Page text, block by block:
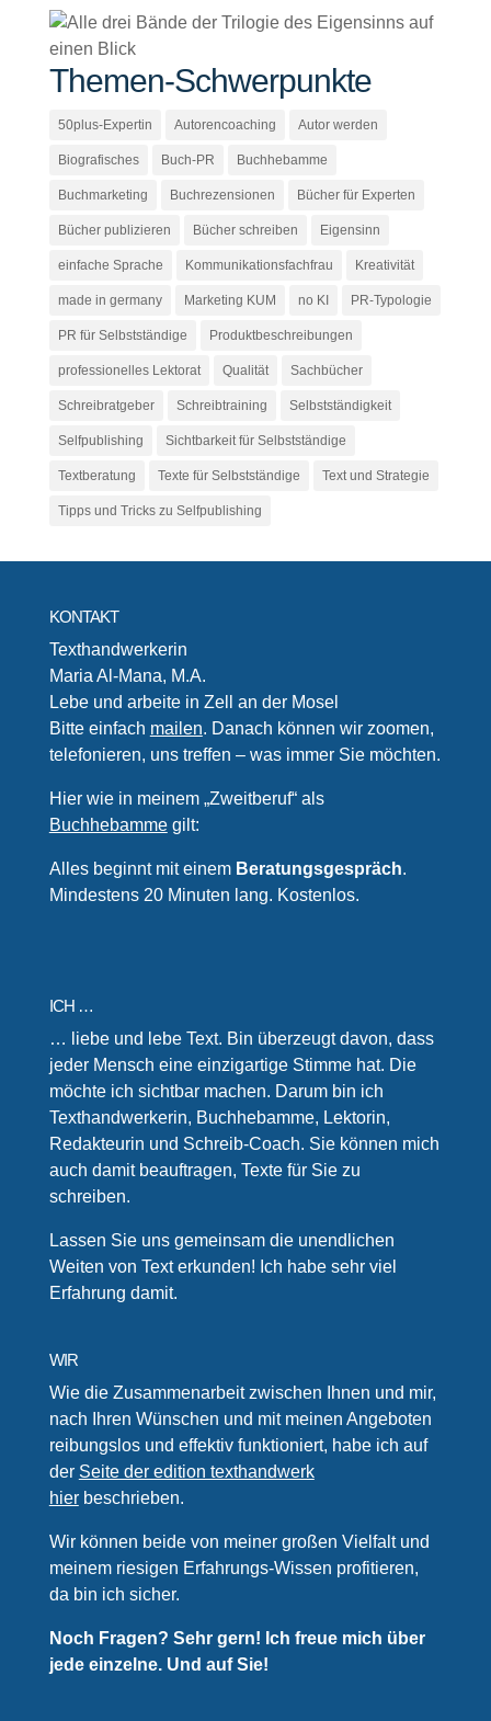
Themen-Schwerpunkte
50plus-Expertin Autorencoaching Autor werden
Biografisches Buch-PR Buchhebamme
Buchmarketing Buchrezensionen Bücher für Experten
Bücher publizieren Bücher schreiben Eigensinn
einfache Sprache Kommunikationsfachfrau Kreativität
made in germany Marketing KUM no KI PR-Typologie
PR für Selbstständige Produktbeschreibungen
professionelles Lektorat Qualität Sachbücher
Schreibratgeber Schreibtraining Selbstständigkeit
Selfpublishing Sichtbarkeit für Selbstständige
Textberatung Texte für Selbstständige Text und Strategie
Tipps und Tricks zu Selfpublishing
KONTAKT
Texthandwerkerin
Maria Al-Mana, M.A.
Lebe und arbeite in Zell an der Mosel
Bitte einfach mailen. Danach können wir zoomen,
telefonieren, uns treffen – was immer Sie möchten.
Hier wie in meinem „Zweitberuf“ als
Buchhebammegilt:
Alles beginnt mit einem Beratungsgespräch.
Mindestens 20 Minuten lang. Kostenlos.
ICH …
… liebe und lebe Text. Bin überzeugt davon, dass
jeder Mensch eine einzigartige Stimme hat. Die
möchte ich sichtbar machen. Darum bin ich
Texthandwerkerin, Buchhebamme, Lektorin,
Redakteurin und Schreib-Coach. Sie können mich
auch damit beauftragen, Texte für Sie zu
schreiben.
Lassen Sie uns gemeinsam die unendlichen
Weiten von Text erkunden! Ich habe sehr viel
Erfahrung damit.
WIR
Wie die Zusammenarbeit zwischen Ihnen und mir,
nach Ihren Wünschen und mit meinen Angeboten
reibungslos und effektiv funktioniert, habe ich auf
der Seite der edition texthandwerk
hierbeschrieben.
Wir können beide von meiner großen Vielfalt und
meinem riesigen Erfahrungs-Wissen profitieren,
da bin ich sicher.
Noch Fragen? Sehr gern! Ich freue mich über
jede einzelne. Und auf Sie!